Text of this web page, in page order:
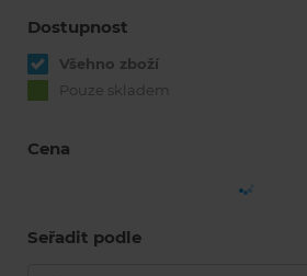
Dostupnost
Všehno zboží
Pouze skladem
Cena
Seřadit podle